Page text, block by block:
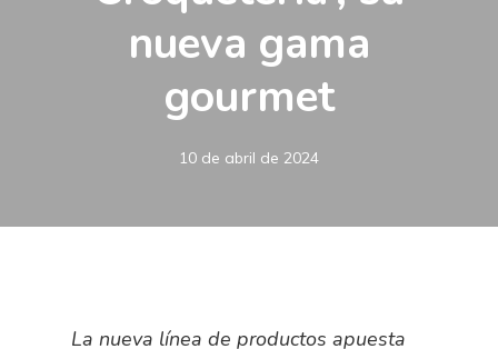
nueva gama
gourmet
10 de abril de 2024
La nueva línea de productos apuesta